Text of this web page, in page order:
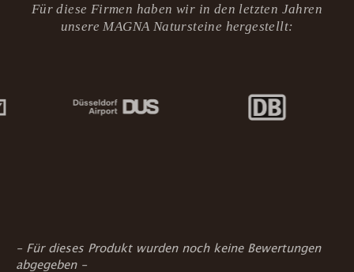
Für diese Firmen haben wir in den letzten Jahren
unsere MAGNA Natursteine hergestellt:
- Für dieses Produkt wurden noch keine Bewertungen
abgegeben -
New content loaded